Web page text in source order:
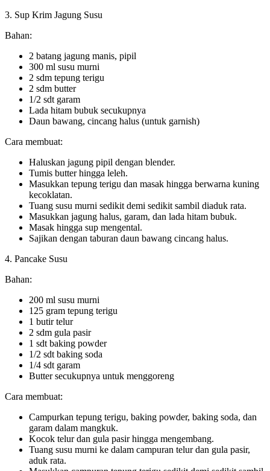
3. Sup Krim Jagung Susu
Bahan:
2 batang jagung manis, pipil
300 ml susu murni
2 sdm tepung terigu
2 sdm butter
1/2 sdt garam
Lada hitam bubuk secukupnya
Daun bawang, cincang halus (untuk garnish)
Cara membuat:
Haluskan jagung pipil dengan blender.
Tumis butter hingga leleh.
Masukkan tepung terigu dan masak hingga berwarna kuning
kecoklatan.
Tuang susu murni sedikit demi sedikit sambil diaduk rata.
Masukkan jagung halus, garam, dan lada hitam bubuk.
Masak hingga sup mengental.
Sajikan dengan taburan daun bawang cincang halus.
4. Pancake Susu
Bahan:
200 ml susu murni
125 gram tepung terigu
1 butir telur
2 sdm gula pasir
1 sdt baking powder
1/2 sdt baking soda
1/4 sdt garam
Butter secukupnya untuk menggoreng
Cara membuat:
Campurkan tepung terigu, baking powder, baking soda, dan
garam dalam mangkuk.
Kocok telur dan gula pasir hingga mengembang.
Tuang susu murni ke dalam campuran telur dan gula pasir,
aduk rata.